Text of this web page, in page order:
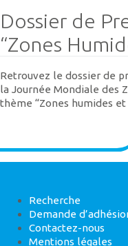
Dossier de
“Zones
Retrouvez le dossier de
la Journée Mondiale des
thème “Zones humides
Recherche
Demande
Contactez-nous
Mentions légales